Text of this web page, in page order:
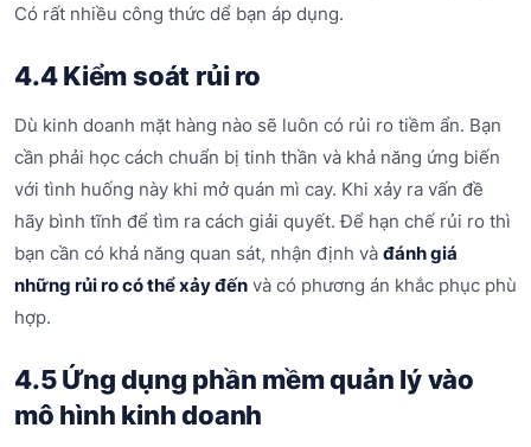
Có rất nhiều công thức dể bạn áp dụng.
4.4 Kiểm soát rủi ro
Dù kinh doanh mặt hàng nào sẽ luôn có rủi ro tiềm ẩn. Bạn
cần phải học cách chuẩn bị tinh thần và khả năng ứng biến
với tình huống này khi mở quán mì cay. Khi xảy ra vấn đề
hãy bình tĩnh để tìm ra cách giải quyết. Để hạn chế rủi ro thì
bạn cần có khả năng quan sát, nhận định và đánh giá
những rủi ro có thể xảy đến và có phương án khắc phục phù
hợp.
4.5 Ứng dụng phần mềm quản lý vào
mô hình kinh doanh